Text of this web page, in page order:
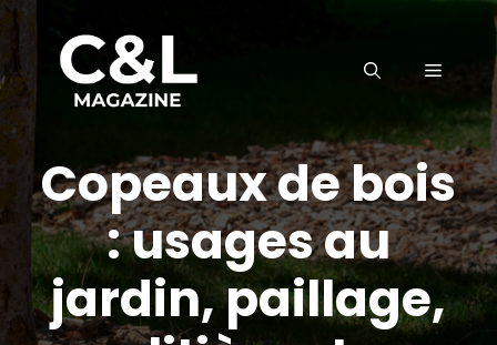
Aller
au
contenu
MENU
Copeaux de bois
: usages au
jardin, paillage,